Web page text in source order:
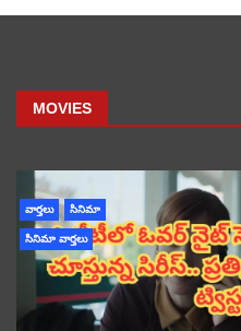
MOVIES
వార్తలు సినిమా
సినిమా వార్తలు